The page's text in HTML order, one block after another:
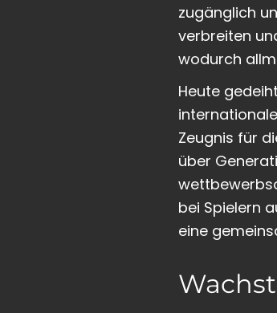
zugänglich
verbreiten
wodurch
Heute
Zeugnis für
über
bei Spielern
eine